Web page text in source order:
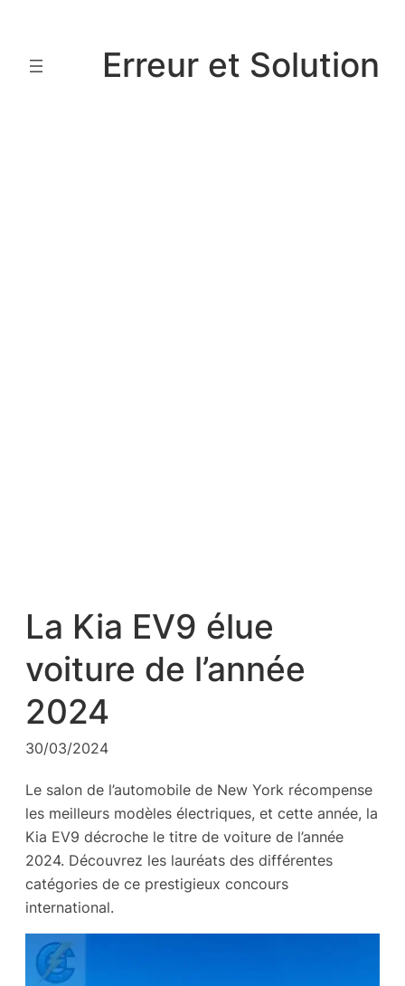
contenu
Erreur et Solution
La Kia EV9 élue
voiture de l’année
2024
30/03/2024
Le salon de l’automobile de New York récompense
les meilleurs modèles électriques, et cette année, la
Kia EV9 décroche le titre de voiture de l’année
2024. Découvrez les lauréats des différentes
catégories de ce prestigieux concours
international.